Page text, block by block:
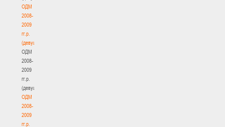
ОДМ
2008-
2009
гг.р.
(девушки)
ОДМ
2008-
2009
гг.р.
(девушки)
ОДМ
2008-
2009
гг.р.